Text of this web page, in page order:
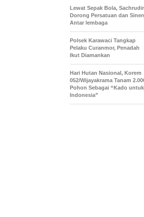
Lewat Sepak Bola,
Dorong Persatuan dan
Antar lembaga
Polsek Karawaci Tangkap
Pelaku Curanmor, Penadah
Ikut Diamankan
Hari Hutan Nasional, Korem
052/Wijayakrama Tanam
Pohon Sebagai “Kado untuk
Indonesia”